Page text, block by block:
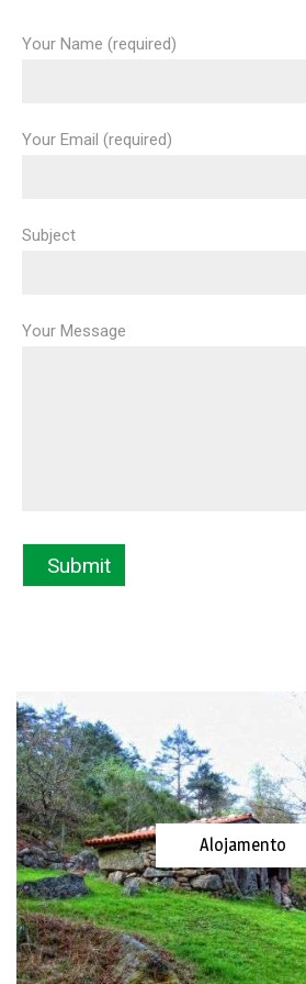
Your Name (required)
Your Email (required)
Subject
Your Message
Alojamento